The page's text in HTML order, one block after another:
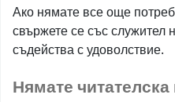
Ако нямате все още
свържете се със служител
съдейства с удоволствие.
Нямате читателска